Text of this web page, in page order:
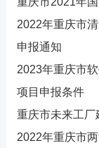
2022年重庆市
申报通知
2023年重庆市
项目申报条件
重庆市未来工厂
2022年重庆市